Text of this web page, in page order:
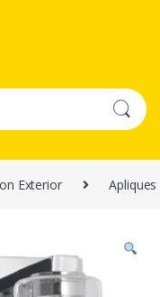
Exterior Apliques